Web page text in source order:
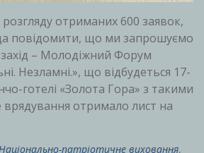
розгляду отриманих 600 заявок,
повідомити, що ми запрошуємо
– Молодіжний Форум
Незламні.», що відбудеться 17-
готелі «Золота Гора» з такими
врядування отримало лист на
патріотичне виховання,